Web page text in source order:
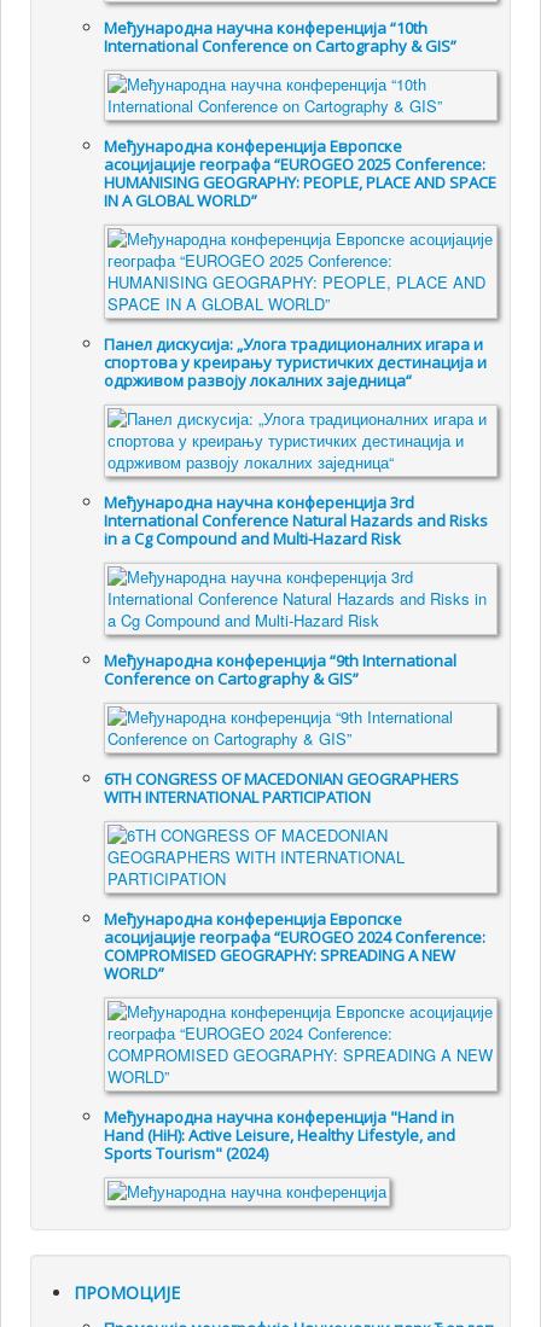
Међународна научна конференција “10th
International Conference on Cartography & GIS”
Међународна конференција Европске
асоцијације географа “EUROGEO 2025 Conference:
HUMANISING GEOGRAPHY: PEOPLE, PLACE AND SPACE
IN A GLOBAL WORLD”
Панел дискусија: „Улога традиционалних игара и
спортова у креирању туристичких дестинација и
одрживом развоју локалних заједница“
Међународна научна конференција 3rd
International Conference Natural Hazards and Risks
in a Cg Compound and Multi-Hazard Risk
Међународна конференција “9th International
Conference on Cartography & GIS”
6TH CONGRESS OF MACEDONIAN GEOGRAPHERS
WITH INTERNATIONAL PARTICIPATION
Међународна конференција Европске
асоцијације географа “EUROGEO 2024 Conference:
COMPROMISED GEOGRAPHY: SPREADING A NEW
WORLD”
Међународна научна конференција "Hand in
Hand (HiH): Active Leisure, Healthy Lifestyle, and
Sports Tourism" (2024)
ПРОМОЦИЈЕ